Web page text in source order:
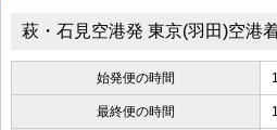
萩・石見空港発 東京(羽田)空港
始発便の時間
最終便の時間